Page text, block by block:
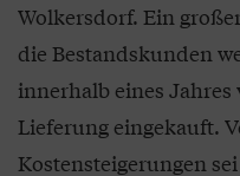
Wolkersdorf. Ein
die Bestandskunden
innerhalb eines
Lieferung eingekauft.
Kostensteigerungen